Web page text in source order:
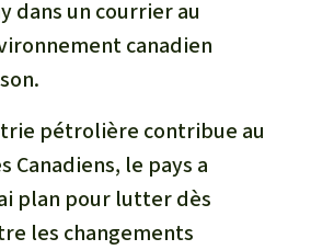
dans un courrier au
canadien
pétrolière contribue au
Canadiens, le pays a
plan pour lutter dès
les changements